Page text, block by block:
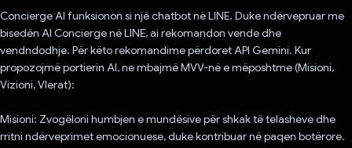
Concierge AI funksionon si një chatbot në LINE. Duke ndërvepruar me
bisedën AI Concierge në LINE, ai rekomandon vende dhe
vendndodhje. Për këto rekomandime përdoret API Gemini. Kur
propozojmë portierin AI, ne mbajmë MVV-në e mëposhtme (Misioni,
Vizioni, Vlerat):
Misioni: Zvogëloni humbjen e mundësive për shkak të telasheve dhe
rritni ndërveprimet emocionuese, duke kontribuar në paqen botërore.